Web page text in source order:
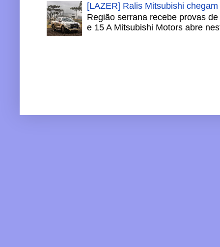
[LAZER] Ralis Mitsubishi
Região serrana recebe provas
e 15 A Mitsubishi Motors abre